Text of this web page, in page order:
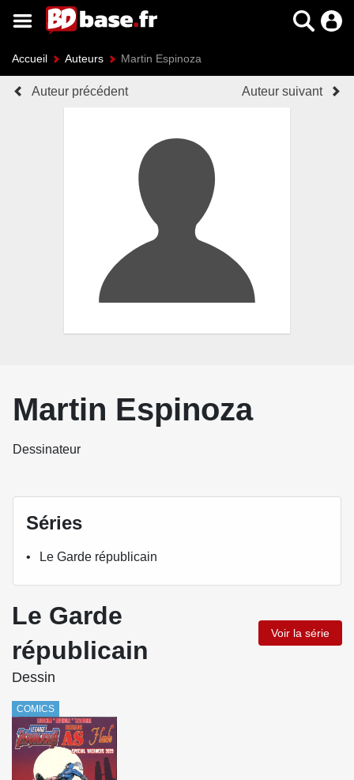
Accueil Auteurs Martin Espinoza
Auteur précédent Auteur suivant
Martin Espinoza
Dessinateur
Séries
Le Garde républicain
Le Garde
républicain
Voir la série
Dessin
COMICS